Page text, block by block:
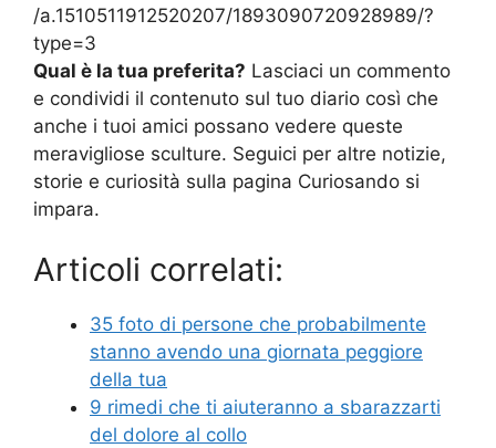
/a.1510511912520207/1893090720928989/?
type=3
Qual è la tua preferita? Lasciaci un commento
e condividi il contenuto sul tuo diario così che
anche i tuoi amici possano vedere queste
meravigliose sculture. Seguici per altre notizie,
storie e curiosità sulla pagina Curiosando si
impara.
Articoli correlati:
35 foto di persone che probabilmente
stanno avendo una giornata peggiore
della tua
9 rimedi che ti aiuteranno a sbarazzarti
del dolore al collo